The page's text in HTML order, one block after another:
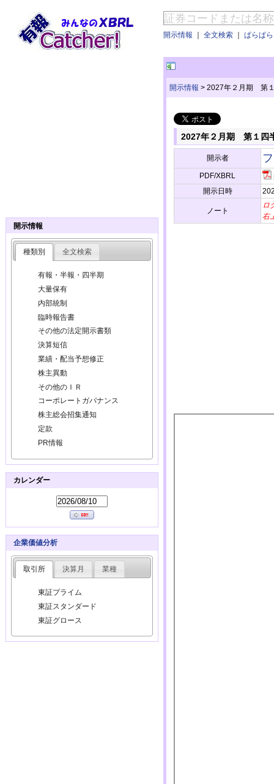
開示情報 ｜ 全文検索 ｜ ぱらぱ
開示情報 > 2027年２月期 第
2027年２月期 第１四
開示者
PDF/XBRL
開示日時
ノート
ロ
右
開示情報
種類別 全文検索
有報・半報・四半期
大量保有
内部統制
臨時報告書
その他の法定開示書類
決算短信
業績・配当予想修正
株主異動
その他のＩＲ
コーポレートガバナンス
株主総会招集通知
定款
PR情報
カレンダー
企業価値分析
取引所 決算月 業種
東証プライム
東証スタンダード
東証グロース